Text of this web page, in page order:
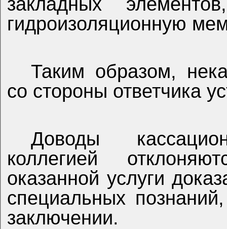
гидроизоляционную
Таким образом,
со стороны ответчика
Доводы
коллегией
оказанной услуги
специальных
заключении.